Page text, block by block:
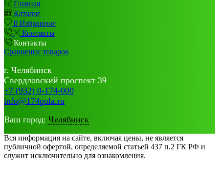
Главная
Каталог
0 Избранное
Контакты
Контакты
Сравнение товаров
г. Челябинск
Свердловский проспект 39
+7 (932) 0-174-000
info@174pola.ru
Ваш город: Челябинск
Вся информация на сайте, включая цены, не является
публичной офертой, определяемой статьей 437 п.2 ГК РФ и
служит исключительно для ознакомления.